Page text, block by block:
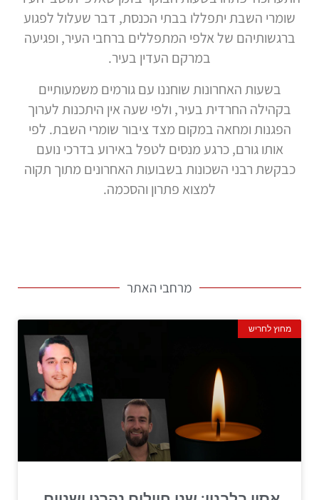
שומרי השבת יתפללו בבתי הכנסת, דבר שעלול לפגוע
ברגשותיהם של אלפי המתפללים ברחבי העיר, ופגיעה
במרקם העדין בעיר.
בשעות האחרונות שוחננו עם גורמים משמעותיים
בקהילה החרדית בעיר, ולפי שעה אין היתכנות לערוך
הפגנות ומחאה במקום מצד ציבור שומרי השבת. לפי
אותו גורם, כרגע מנסים לטפל באירוע בדרכי נועם
כבקשת רבני השכונות בשבועות האחרונים מתוך תקוה
למצוא פתרון והסכמה.
מרחבי האתר
מחוץ לחריש